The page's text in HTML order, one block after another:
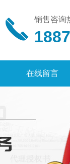
销售咨询
在线留言